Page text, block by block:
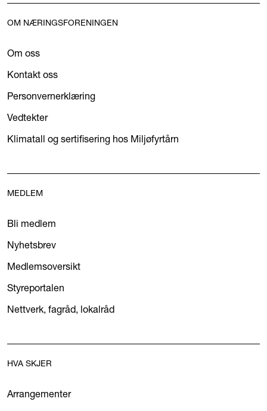
OM NÆRINGSFORENINGEN
Om oss
Kontakt oss
Personvernerklæring
Vedtekter
Klimatall og sertifisering hos Miljøfyrtårn
MEDLEM
Bli medlem
Nyhetsbrev
Medlemsoversikt
Styreportalen
Nettverk, fagråd, lokalråd
HVA SKJER
Arrangementer